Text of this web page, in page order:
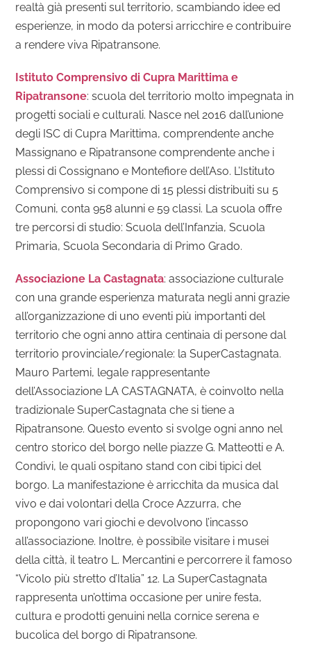
realtà già presenti sul territorio, scambiando idee ed
esperienze, in modo da potersi arricchire e contribuire
a rendere viva Ripatransone.
Istituto Comprensivo di Cupra Marittima e
Ripatransone: scuola del territorio molto impegnata in
progetti sociali e culturali. Nasce nel 2016 dall’unione
degli ISC di Cupra Marittima, comprendente anche
Massignano e Ripatransone comprendente anche i
plessi di Cossignano e Montefiore dell’Aso. L’Istituto
Comprensivo si compone di 15 plessi distribuiti su 5
Comuni, conta 958 alunni e 59 classi. La scuola offre
tre percorsi di studio: Scuola dell’Infanzia, Scuola
Primaria, Scuola Secondaria di Primo Grado.
Associazione La Castagnata: associazione culturale
con una grande esperienza maturata negli anni grazie
all’organizzazione di uno eventi più importanti del
territorio che ogni anno attira centinaia di persone dal
territorio provinciale/regionale: la SuperCastagnata.
Mauro Partemi, legale rappresentante
dell’Associazione LA CASTAGNATA, è coinvolto nella
tradizionale SuperCastagnata che si tiene a
Ripatransone. Questo evento si svolge ogni anno nel
centro storico del borgo nelle piazze G. Matteotti e A.
Condivi, le quali ospitano stand con cibi tipici del
borgo. La manifestazione è arricchita da musica dal
vivo e dai volontari della Croce Azzurra, che
propongono vari giochi e devolvono l’incasso
all’associazione. Inoltre, è possibile visitare i musei
della città, il teatro L. Mercantini e percorrere il famoso
“Vicolo più stretto d’Italia” 12. La SuperCastagnata
rappresenta un’ottima occasione per unire festa,
cultura e prodotti genuini nella cornice serena e
bucolica del borgo di Ripatransone.